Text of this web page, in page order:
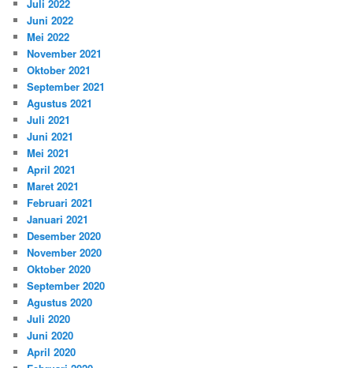
Juli 2022
Juni 2022
Mei 2022
November 2021
Oktober 2021
September 2021
Agustus 2021
Juli 2021
Juni 2021
Mei 2021
April 2021
Maret 2021
Februari 2021
Januari 2021
Desember 2020
November 2020
Oktober 2020
September 2020
Agustus 2020
Juli 2020
Juni 2020
April 2020